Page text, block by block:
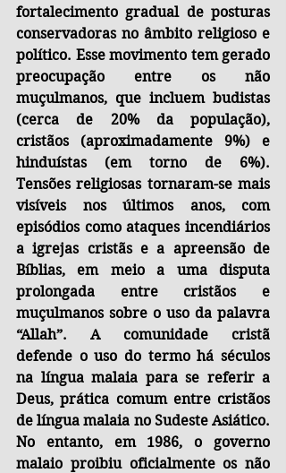
fortalecimento gradual de posturas
conservadoras no âmbito religioso e
político. Esse movimento tem gerado
preocupação entre os não
muçulmanos, que incluem budistas
(cerca de 20% da população),
cristãos (aproximadamente 9%) e
hinduístas (em torno de 6%).
Tensões religiosas tornaram-se mais
visíveis nos últimos anos, com
episódios como ataques incendiários
a igrejas cristãs e a apreensão de
Bíblias, em meio a uma disputa
prolongada entre cristãos e
muçulmanos sobre o uso da palavra
“Allah”. A comunidade cristã
defende o uso do termo há séculos
na língua malaia para se referir a
Deus, prática comum entre cristãos
de língua malaia no Sudeste Asiático.
No entanto, em 1986, o governo
malaio proibiu oficialmente os não